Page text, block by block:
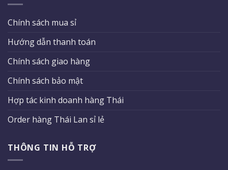
Chính sách mua sỉ
Hướng dẫn thanh toán
Chính sách giao hàng
Chính sách bảo mật
Hợp tác kinh doanh hàng Thái
Order hàng Thái Lan sỉ lẻ
THÔNG TIN HỖ TRỢ